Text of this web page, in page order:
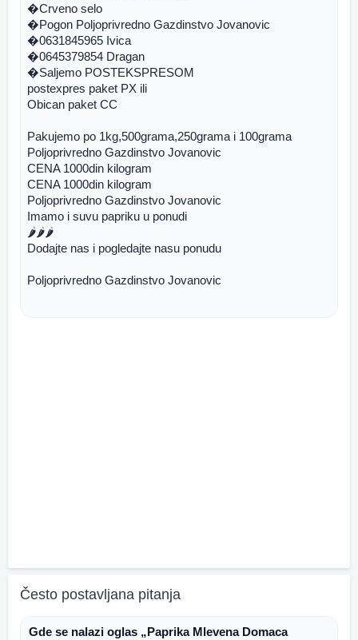
�Crveno selo
�Pogon Poljoprivredno Gazdinstvo Jovanovic
�0631845965 Ivica
�0645379854 Dragan
�Saljemo POSTEKSPRESOM
postexpres paket PX ili
Obican paket CC
Pakujemo po 1kg,500grama,250grama i 100grama
Poljoprivredno Gazdinstvo Jovanovic
CENA 1000din kilogram
CENA 1000din kilogram
Poljoprivredno Gazdinstvo Jovanovic
Imamo i suvu papriku u ponudi
🌶🌶🌶
Dodajte nas i pogledajte nasu ponudu
Poljoprivredno Gazdinstvo Jovanovic
Često postavljana pitanja
Gde se nalazi oglas „Paprika Mlevena Domaca